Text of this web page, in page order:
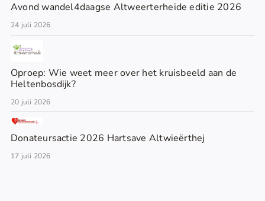
Avond wandel4daagse Altweerterheide editie 2026
24 juli 2026
Oproep: Wie weet meer over het kruisbeeld aan de
Heltenbosdijk?
20 juli 2026
Donateursactie 2026 Hartsave Altwieërthej
17 juli 2026